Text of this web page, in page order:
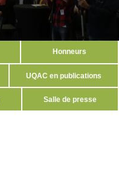
Honneurs
UQAC en publications
Salle de presse